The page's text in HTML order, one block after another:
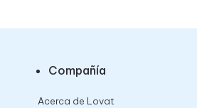
Compañía
Acerca de Lovat